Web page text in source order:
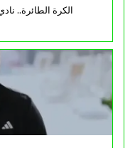
الكرة الطائرة..